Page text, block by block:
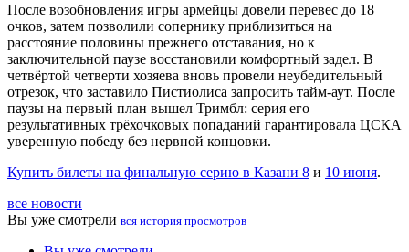
После возобновления игры армейцы довели перевес до 18
очков, затем позволили сопернику приблизиться на
расстояние половины прежнего отставания, но к
заключительной паузе восстановили комфортный задел. В
четвёртой четверти хозяева вновь провели неубедительный
отрезок, что заставило Пистиолиса запросить тайм-аут. После
паузы на первый план вышел Тримбл: серия его
результативных трёхочковых попаданий гарантировала ЦСКА
уверенную победу без нервной концовки.
Купить билеты на финальную серию в Казани 8 и 10 июня.
все новости
Вы уже смотрели вся история просмотров